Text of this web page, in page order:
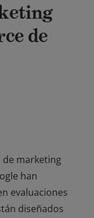
de
de marketing
han
evaluaciones
diseñados